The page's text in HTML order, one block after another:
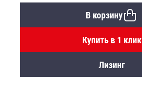
В корзину
Купить в 1 клик
Лизинг